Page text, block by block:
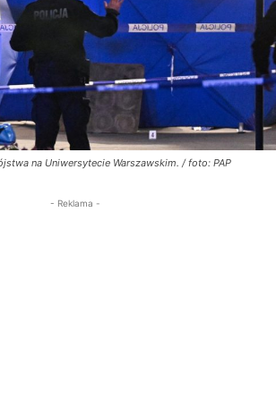
na Uniwersytecie Warszawskim. / foto: PAP
- Reklama -